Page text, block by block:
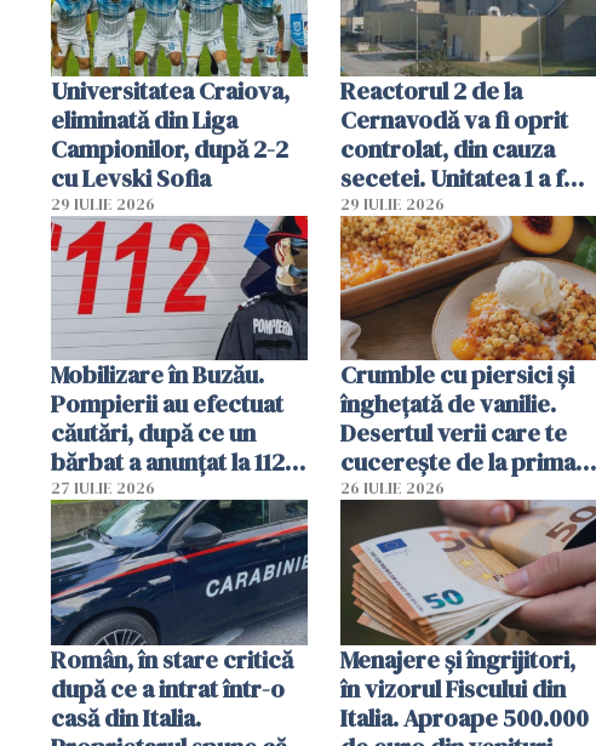
Universitatea Craiova,
eliminată din Liga
Campionilor, după 2-2
cu Levski Sofia
29 IULIE 2026
Reactorul 2 de la
Cernavodă va fi oprit
controlat, din cauza
secetei. Unitatea 1 a fost
deja oprită
29 IULIE 2026
Mobilizare în Buzău.
Pompierii au efectuat
căutări, după ce un
bărbat a anunțat la 112
că a văzut un obiect
luminos
27 IULIE 2026
Crumble cu piersici și
înghețată de vanilie.
Desertul verii care te
cucerește de la prima
lingură
26 IULIE 2026
Român, în stare critică
după ce a intrat într-o
casă din Italia.
Menajere și îngrijitori,
în vizorul Fiscului din
Italia. Aproape 500.000